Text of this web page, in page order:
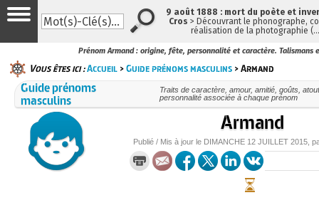
Prénom Armand : origine, fête, personnalité et caractère. Talismans
Vous êtes ici :Accueil >Guide prénoms masculins > Armand
Guide prénoms
masculins
Traits de caractère, amour, amitié, goûts,
personnalité associée à chaque prénom
Armand
Publié / Mis à jour le DIMANCHE 12 JUILLET 2015 ,
9 août 1888 : mort du poète et
Cros > Découvrant le phonographe,
réalisation de la photographie